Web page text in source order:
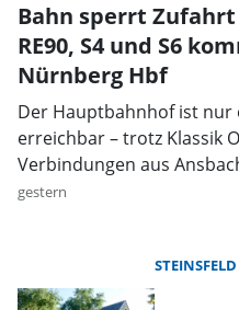
Bahn sperrt
RE90, S4 und S6
Nürnberg Hbf
Der Hauptbahnhof ist nur
erreichbar – trotz Klassik
Verbindungen aus
gestern
STEINSFELD